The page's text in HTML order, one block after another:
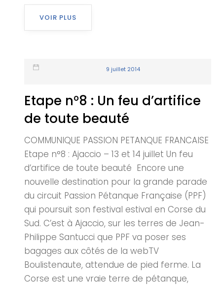
VOIR PLUS
9 juillet 2014
Etape n°8 : Un feu d’artifice
de toute beauté
COMMUNIQUE PASSION PETANQUE FRANCAISE
Etape n°8 : Ajaccio – 13 et 14 juillet Un feu
d’artifice de toute beauté Encore une
nouvelle destination pour la grande parade
du circuit Passion Pétanque Française (PPF)
qui poursuit son festival estival en Corse du
Sud. C’est à Ajaccio, sur les terres de Jean-
Philippe Santucci que PPF va poser ses
bagages aux côtés de la webTV
Boulistenaute, attendue de pied ferme. La
Corse est une vraie terre de pétanque,